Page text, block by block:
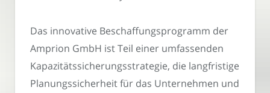
Das innovative Beschaffungsprogramm der
Amprion GmbH ist Teil einer umfassenden
Kapazitätssicherungsstrategie, die langfristige
Planungssicherheit für das Unternehmen und